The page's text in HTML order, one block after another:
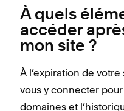
À quels
accéder
mon site ?
À l’expiration de
vous y connecter
domaines et